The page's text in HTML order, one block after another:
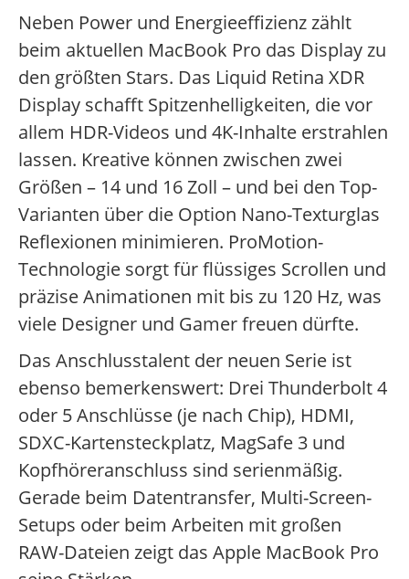
Neben Power und Energieeffizienz zählt
beim aktuellen MacBook Pro das Display zu
den größten Stars. Das Liquid Retina XDR
Display schafft Spitzenhelligkeiten, die vor
allem HDR-Videos und 4K-Inhalte erstrahlen
lassen. Kreative können zwischen zwei
Größen – 14 und 16 Zoll – und bei den Top-
Varianten über die Option Nano-Texturglas
Reflexionen minimieren. ProMotion-
Technologie sorgt für flüssiges Scrollen und
präzise Animationen mit bis zu 120 Hz, was
viele Designer und Gamer freuen dürfte.
Das Anschlusstalent der neuen Serie ist
ebenso bemerkenswert: Drei Thunderbolt 4
oder 5 Anschlüsse (je nach Chip), HDMI,
SDXC-Kartensteckplatz, MagSafe 3 und
Kopfhöreranschluss sind serienmäßig.
Gerade beim Datentransfer, Multi-Screen-
Setups oder beim Arbeiten mit großen
RAW-Dateien zeigt das Apple MacBook Pro